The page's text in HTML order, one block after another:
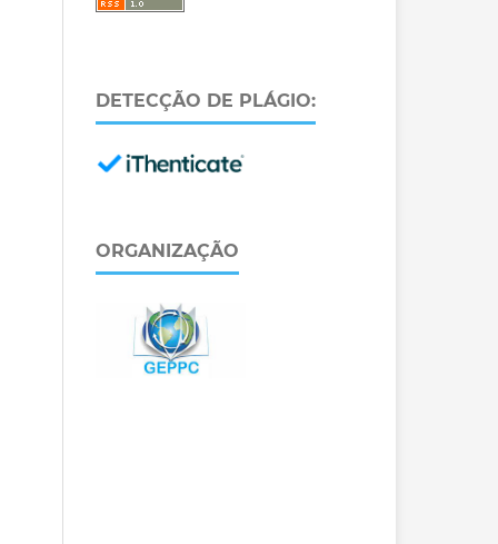
DETECÇÃO DE PLÁGIO:
ORGANIZAÇÃO